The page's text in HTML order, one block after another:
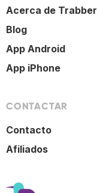
Acerca de Trabber
Blog
App Android
App iPhone
CONTACTAR
Contacto
Afiliados